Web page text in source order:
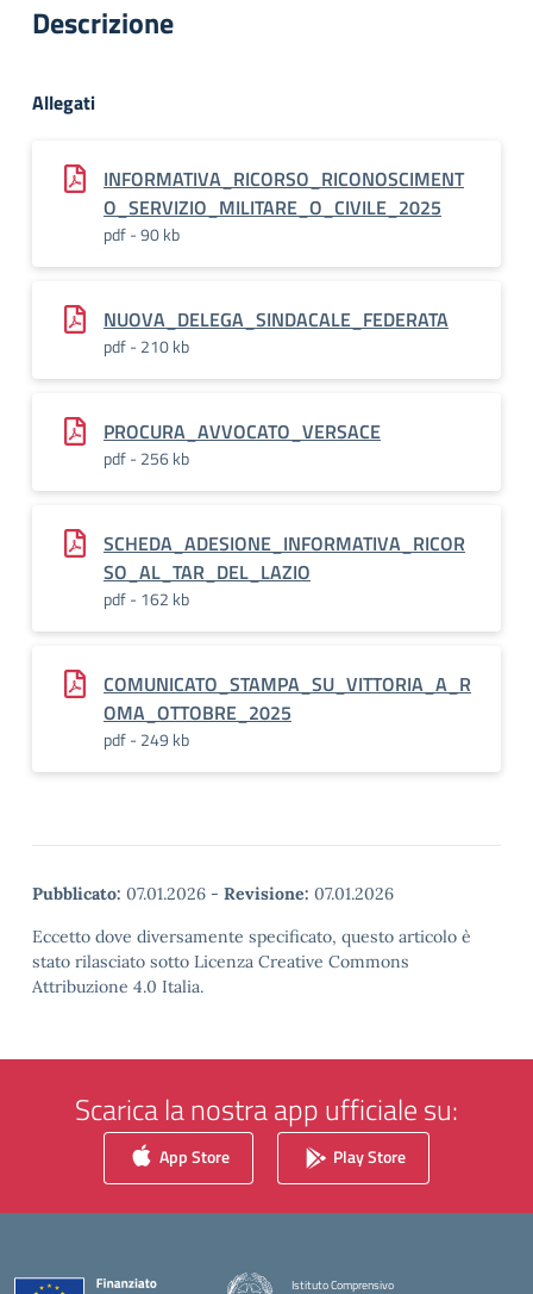
Descrizione
Allegati
INFORMATIVA_RICORSO_RICONOSCIMENT
O_SERVIZIO_MILITARE_O_CIVILE_2025
pdf - 90 kb
NUOVA_DELEGA_SINDACALE_FEDERATA
pdf - 210 kb
PROCURA_AVVOCATO_VERSACE
pdf - 256 kb
SCHEDA_ADESIONE_INFORMATIVA_RICOR
SO_AL_TAR_DEL_LAZIO
pdf - 162 kb
COMUNICATO_STAMPA_SU_VITTORIA_A_R
OMA_OTTOBRE_2025
pdf - 249 kb
Pubblicato: 07.01.2026 - Revisione: 07.01.2026
Eccetto dove diversamente specificato, questo articolo è
stato rilasciato sotto Licenza Creative Commons
Attribuzione 4.0 Italia.
Scarica la nostra app ufficiale su:
App Store Play Store
Istituto Comprensivo